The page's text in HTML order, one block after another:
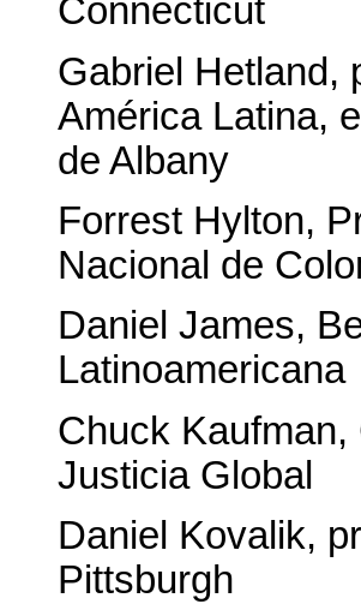
Connecticut
Gabriel Hetland,
América Latina,
de Albany
Forrest Hylton,
Nacional de
Daniel James,
Latinoamericana
Chuck
Justicia Global
Daniel Kovalik,
Pittsburgh